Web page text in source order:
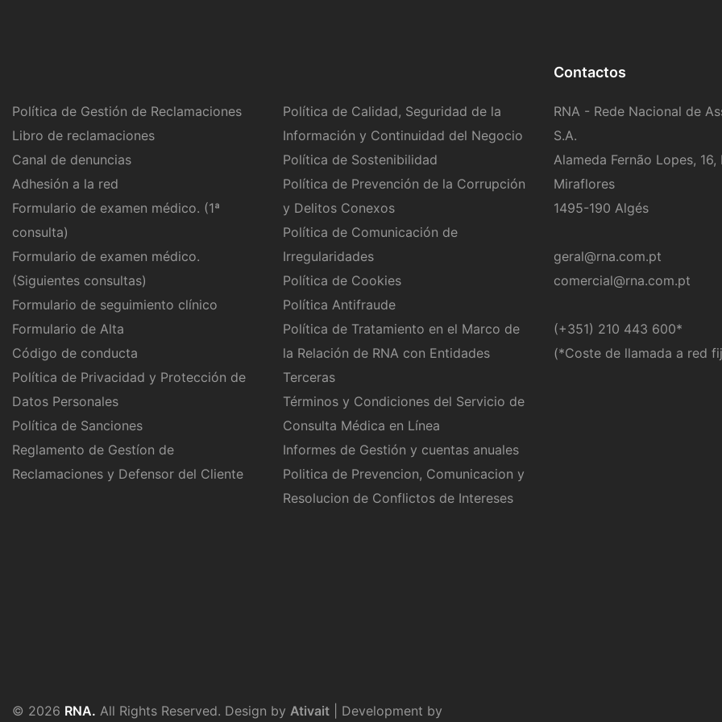
Política de Gestión de Reclamaciones
Libro de reclamaciones
Canal de denuncias
Adhesión a la red
Formulario de examen médico. (1ª
consulta)
Formulario de examen médico.
(Siguientes consultas)
Formulario de seguimiento clínico
Formulario de Alta
Código de conducta
Política de Privacidad y Protección de
Datos Personales
Política de Sanciones
Reglamento de Gestíon de
Reclamaciones y Defensor del Cliente
Política de Calidad, Seguridad de la
Información y Continuidad del Negocio
Política de Sostenibilidad
Política de Prevención de la Corrupción
y Delitos Conexos
Política de Comunicación de
Irregularidades
Política de Cookies
Política Antifraude
Política de Tratamiento en el Marco de
la Relación de RNA con Entidades
Terceras
Términos y Condiciones del Servicio de
Consulta Médica en Línea
Informes de Gestión y cuentas anuales
Politica de Prevencion, Comunicacion y
Resolucion de Conflictos de Intereses
Contactos
RNA - Rede Nacional de
S.A.
Alameda Fernão Lopes, 16,
Miraflores
1495-190 Algés
geral@rna.com.pt
comercial@rna.com.pt
​(+351) 210 443 600*
(*Coste de llamada a red
© 2026 RNA. All Rights Reserved. Design by Ativait | Development by